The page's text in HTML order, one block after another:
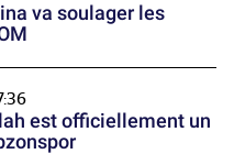
va soulager les
est officiellement un